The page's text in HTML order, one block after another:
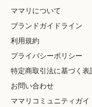
ママリについて
ブランドガイドライン
利用規約
プライバシーポリシー
特定商取引法に基づく表
お問い合わせ
ママリコミュニティガイ